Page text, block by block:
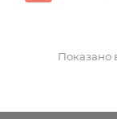
Показано